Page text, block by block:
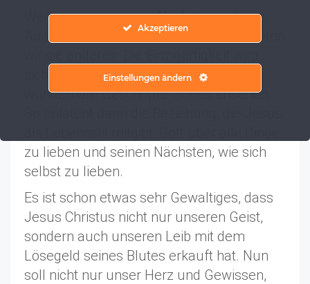
Wenn wir nun unsere Nächsten mit den
Augen Gottes anschauen, dann betrachten
sichtbar, wenn wir die anderen als
wunderbare Geschöpfe Gottes ansehen.
zu lieben und seinen Nächsten, wie sich
selbst zu lieben.
Es ist schon etwas sehr Gewaltiges, dass
Jesus Christus nicht nur unseren Geist,
sondern auch unseren Leib mit dem
Lösegeld seines Blutes erkauft hat. Nun
soll nicht nur unser Herz und Gewissen,
Akzeptieren
Einstellungen ändern